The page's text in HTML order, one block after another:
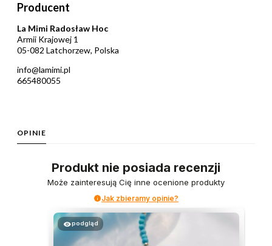
Producent
La Mimi Radosław Hoc
Armii Krajowej 1
05-082 Latchorzew, Polska
info@lamimi.pl
665480055
OPINIE
Produkt nie posiada recenzji
Może zainteresują Cię inne ocenione produkty
Jak zbieramy opinie?
podgląd